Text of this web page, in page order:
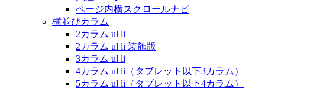
ページ内横スクロールナビ
横並びカラム
2カラム ul li
2カラム ul li 装飾版
3カラム ul li
4カラム ul li（タブレット以下3カラム）
5カラム ul li（タブレット以下4カラム）